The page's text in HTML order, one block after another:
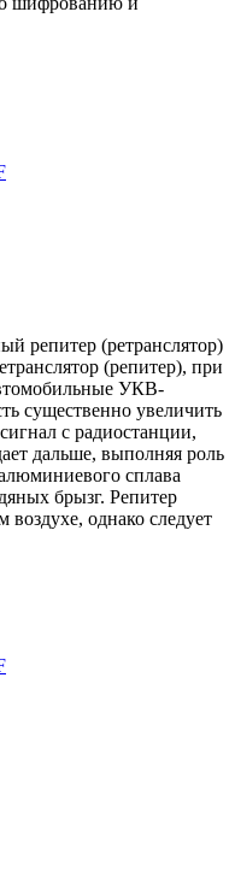
репитер (ретранслятор)
(репитер), при
УКВ-
существенно увеличить
с радиостанции,
дальше, выполняя роль
сплава
брызг. Репитер
однако следует